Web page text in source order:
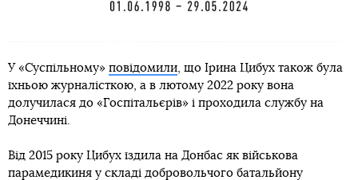
У «Суспільному» повідомили , що Ірина Цибух також була
їхньою журналісткою, а в лютому 2022 року вона
долучилася до «Госпітальєрів» і проходила службу на
Донеччині.
Від 2015 року Цибух їздила на Донбас як військова
парамедикиня у складі добровольчого батальйону